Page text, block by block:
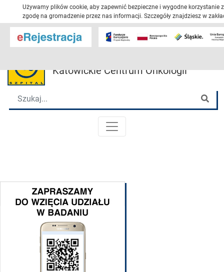
Używamy plików cookie, aby zapewnić bezpieczne i wygodne korzystanie
zgodę na gromadzenie przez nas informacji. Szczegóły znajdziesz w
Katowickie Centrum Onkologii
MENU GŁÓWNE